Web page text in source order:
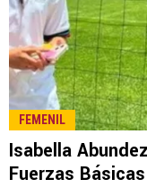
FEMENIL
Isabella
Fuerzas